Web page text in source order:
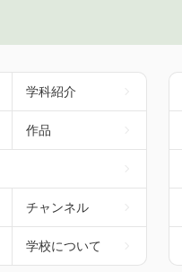
学科紹介
作品
チャンネル
学校について